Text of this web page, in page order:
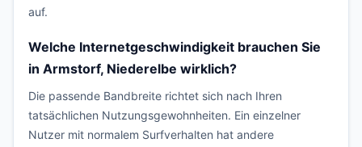
auf.
Welche Internetgeschwindigkeit brauchen Sie
in Armstorf, Niederelbe wirklich?
Die passende Bandbreite richtet sich nach Ihren
tatsächlichen Nutzungsgewohnheiten. Ein einzelner
Nutzer mit normalem Surfverhalten hat andere